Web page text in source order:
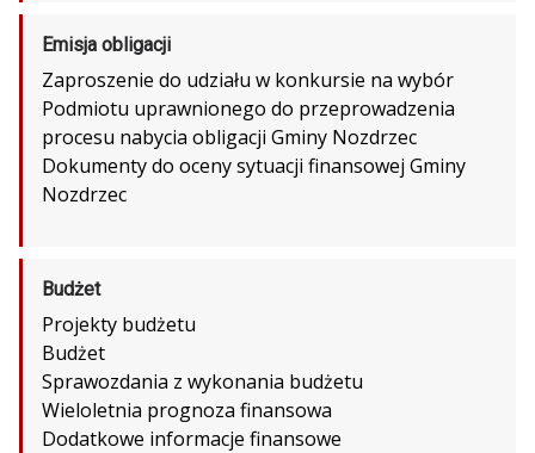
Emisja obligacji
Zaproszenie do udziału w konkursie na wybór
Podmiotu uprawnionego do przeprowadzenia
procesu nabycia obligacji Gminy Nozdrzec
Dokumenty do oceny sytuacji finansowej Gminy
Nozdrzec
Budżet
Projekty budżetu
Budżet
Sprawozdania z wykonania budżetu
Wieloletnia prognoza finansowa
Dodatkowe informacje finansowe